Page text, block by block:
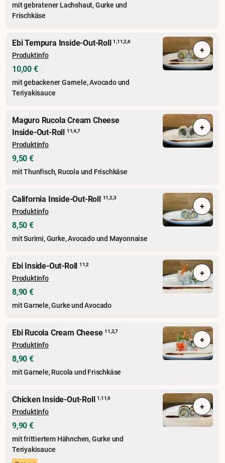
mit gebratener Lachshaut, Gurke und
Frischkäse
Ebi Tempura Inside-Out-Roll1,11,2,6
Produktinfo
10,00 €
mit gebackener Garnele, Avocado und
Teriyakisauce
+
Maguro Rucola Cream Cheese
Inside-Out-Roll 11,4,7
Produktinfo
9,50 €
mit Thunfisch, Rucola und Frischkäse
+
California Inside-Out-Roll 11,2,3
Produktinfo
8,50 €
mit Surimi, Gurke, Avocado und Mayonnaise
+
Ebi Inside-Out-Roll 11,2
Produktinfo
8,90 €
mit Garnele, Gurke und Avocado
+
Ebi Rucola Cream Cheese11,2,7
Produktinfo
8,90 €
mit Garnele, Rucola und Frischkäse
+
Chicken Inside-Out-Roll1,11,6
Produktinfo
9,90 €
mit frittiertem Hähnchen, Gurke und
Teriyakisauce
+